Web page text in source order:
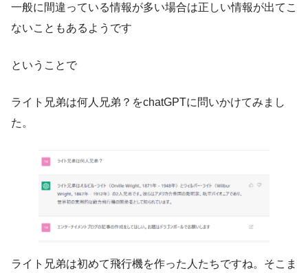
一般に間違っている情報が多い場合は正しい情報が出てこ
ないこともあるようです
ということで
ライト兄弟は何人兄弟？をchatGPTに問いかけてみまし
た。
ライト兄弟は初めて飛行機を作った人たちですね。そこま